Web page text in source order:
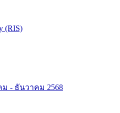
(RIS)
- ธันวาคม 2568